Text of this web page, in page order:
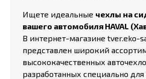
Ищете идеальные чехлы на
вашего автомобиля HAVAL
В интернет-магазине tver.eko-
представлен широкий
высококачественных
разработанных специально